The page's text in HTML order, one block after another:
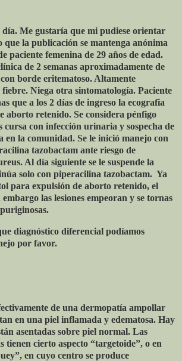
Me gustaría que mi pudiese orientar
que la publicación se mantenga anónima
paciente femenina de 29 años de edad.
de 2 semanas aproximadamente de
borde eritematoso. Altamente
Niega otra sintomatología. Paciente
que a los 2 días de ingreso la ecografia
aborto retenido. Se considera pénfigo
cursa con infección urinaria y sospecha de
la comunidad. Se le inició manejo con
tazobactam ante riesgo de
Al día siguiente se le suspende la
solo con piperacilina tazobactam. Ya
para expulsión de aborto retenido, el
las lesiones empeoran y se tornas
diagnóstico diferencial podíamos
por favor.
de una dermopatía ampollar
en una piel inflamada y edematosa. Hay
asentadas sobre piel normal. Las
tienen cierto aspecto “targetoide”, o en
en cuyo centro se produce